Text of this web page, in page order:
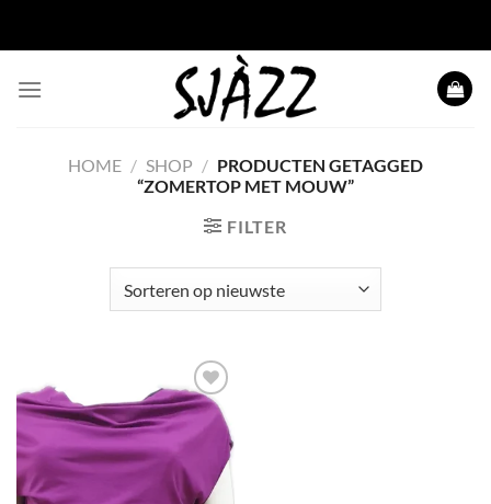
HOME / SHOP / PRODUCTEN GETAGGED
“ZOMERTOP MET MOUW”
FILTER
Toevoegen
wenslijst